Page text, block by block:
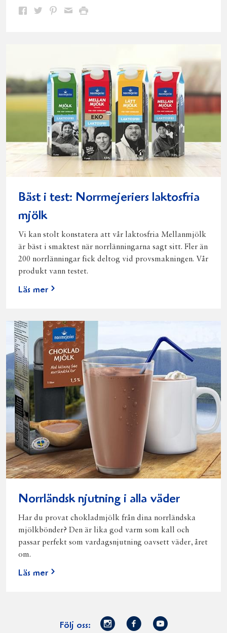
Dela Dela Dela DelaSkriv
Bäst i test: Norrmejeriers laktosfria
mjölk
Vi kan stolt konstatera att vår laktosfria Mellanmjölk
är bäst i smaktest när norrlänningarna sagt sitt. Fler än
200 norrlänningar fick deltog vid provsmakningen. Vår
produkt vann testet.
Läs mer
Norrländsk njutning i alla väder
Har du provat chokladmjölk från dina norrländska
mjölkbönder? Den är lika god varm som kall och
passar perfekt som vardagsnjutning oavsett väder, året
om.
Läs mer
Följ oss:
Norrmejerier
Facebook
Youtube